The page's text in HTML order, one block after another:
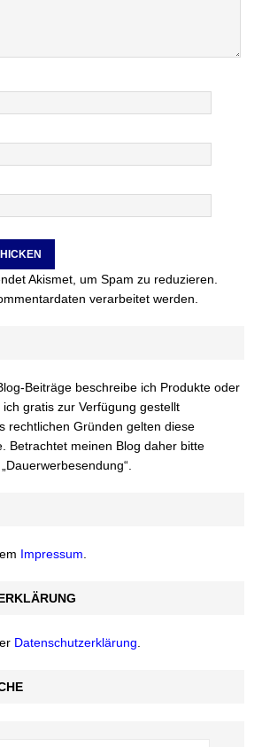
Akismet, um Spam zu reduzieren.
verarbeitet werden.
Beiträge beschreibe ich Produkte oder
gratis zur Verfügung gestellt
rechtlichen Gründen gelten diese
Betrachtet meinen Blog daher bitte
Impressum
Datenschutzerklärung